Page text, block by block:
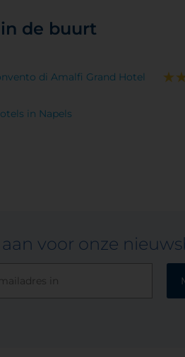
de buurt
di Amalfi Grand Hotel
in Napels
voor onze